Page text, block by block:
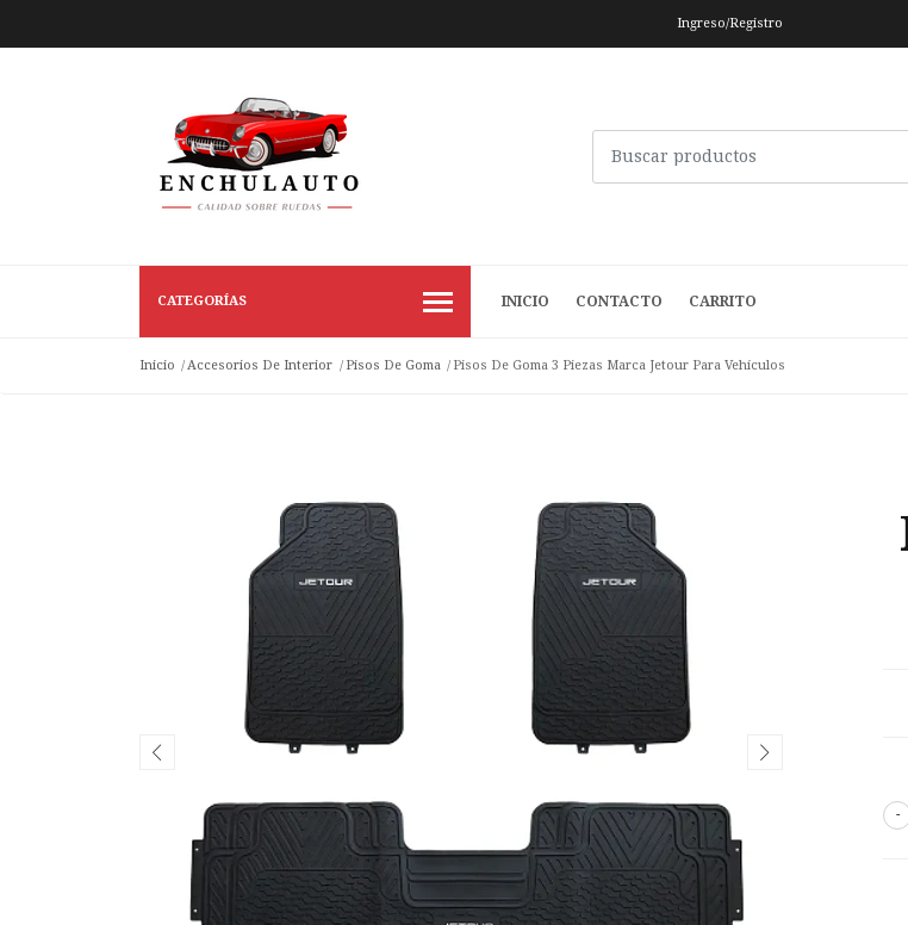
Ingreso/Registro
CATEGORÍAS INICIO CONTACTO CARRITO
Inicio Accesorios De Interior Pisos De Goma Pisos De Goma 3 Piezas Marca Jetour Para Vehículos
-